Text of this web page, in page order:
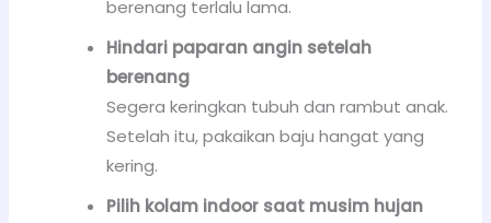
berenang terlalu lama.
Hindari paparan angin setelah
berenang
Segera keringkan tubuh dan rambut anak.
Setelah itu, pakaikan baju hangat yang
kering.
Pilih kolam indoor saat musim hujan